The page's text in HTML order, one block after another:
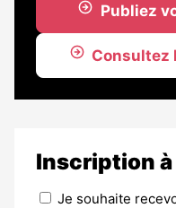
Publiez
Consultez
Inscription
Je souhaite